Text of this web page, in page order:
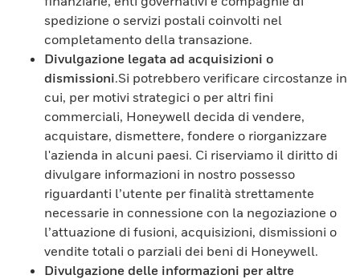
spedizione o servizi postali coinvolti nel
completamento della transazione.
Divulgazione legata ad acquisizioni o
dismissioni.Si potrebbero verificare circostanze in
cui, per motivi strategici o per altri fini
commerciali, Honeywell decida di vendere,
acquistare, dismettere, fondere o riorganizzare
l'azienda in alcuni paesi. Ci riserviamo il diritto di
divulgare informazioni in nostro possesso
riguardanti l’utente per finalità strettamente
necessarie in connessione con la negoziazione o
l’attuazione di fusioni, acquisizioni, dismissioni o
vendite totali o parziali dei beni di Honeywell.
Divulgazione delle informazioni per altre